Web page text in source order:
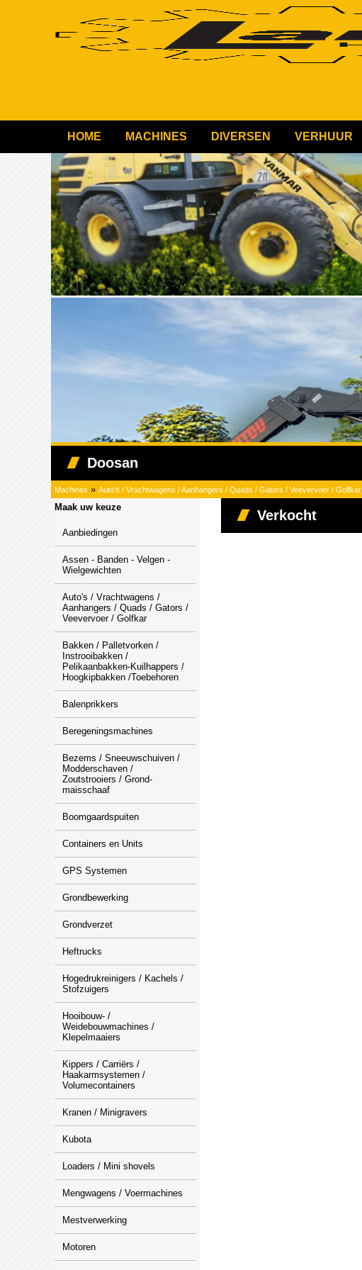
HOME MACHINES DIVERSEN VERHUUR
Doosan
Machines » Auto's / Vrachtwagens / Aanhangers / Quads / Gators / Veevervoer / Golfkar
Maak uw keuze
Aanbiedingen
Assen - Banden - Velgen -
Wielgewichten
Auto's / Vrachtwagens /
Aanhangers / Quads / Gators /
Veevervoer / Golfkar
Bakken / Palletvorken /
Instrooibakken /
Pelikaanbakken-Kuilhappers /
Hoogkipbakken /Toebehoren
Balenprikkers
Beregeningsmachines
Bezems / Sneeuwschuiven /
Modderschaven /
Zoutstrooiers / Grond-
maisschaaf
Boomgaardspuiten
Containers en Units
GPS Systemen
Grondbewerking
Grondverzet
Heftrucks
Hogedrukreinigers / Kachels /
Stofzuigers
Hooibouw- /
Weidebouwmachines /
Klepelmaaiers
Kippers / Carriërs /
Haakarmsystemen /
Volumecontainers
Kranen / Minigravers
Kubota
Loaders / Mini shovels
Mengwagens / Voermachines
Mestverwerking
Motoren
Verkocht